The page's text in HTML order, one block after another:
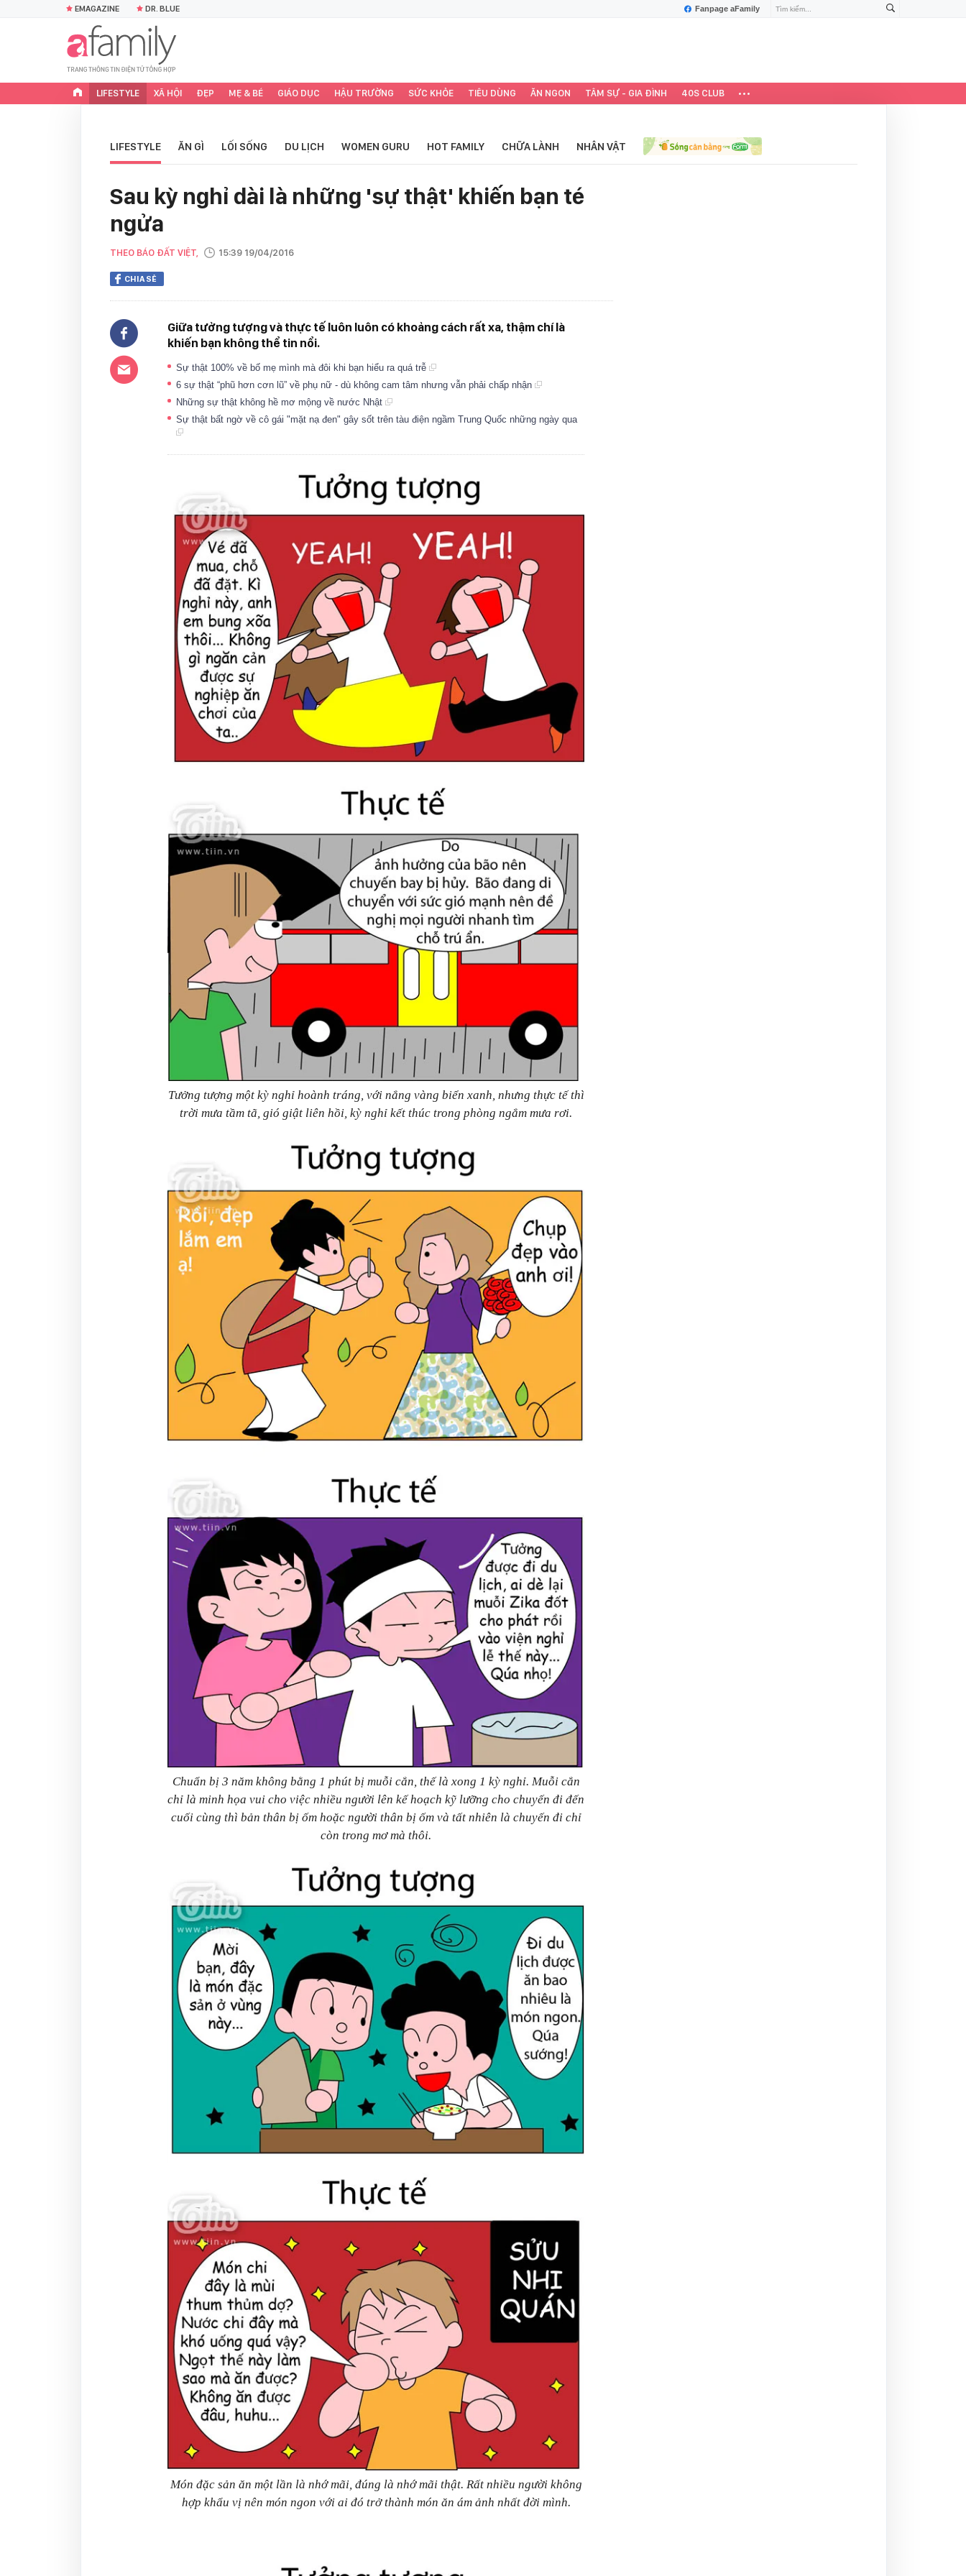
Fanpage aFamily
EMAGAZINE DR. BLUE
LIFESTYLE XÃ HỘI ĐẸP MẸ & BÉ GIÁO DỤC HẬU TRƯỜNG SỨC KHỎE TIÊU DÙNG ĂN NGON TÂM SỰ - GIA ĐÌNH 40S CLUB
LIFESTYLE ĂN GÌ LỐI SỐNG DU LỊCH WOMEN GURU HOT FAMILY CHỮA LÀNH NHÂN VẬT
Sau kỳ nghỉ dài là những 'sự thật' khiến bạn té
ngửa
THEO BÁO ĐẤT VIỆT, 15:39 19/04/2016
CHIA SẺ
Giữa tưởng tượng và thực tế luôn luôn có khoảng cách rất xa, thậm chí là
khiến bạn không thể tin nổi.
Sự thật 100% về bố mẹ mình mà đôi khi bạn hiểu ra quá trễ
6 sự thật “phũ hơn cơn lũ” về phụ nữ - dù không cam tâm nhưng vẫn phải chấp nhận
Những sự thật không hề mơ mộng về nước Nhật
Sự thật bất ngờ về cô gái "mặt nạ đen" gây sốt trên tàu điện ngầm Trung Quốc những ngày qua
Tưởng tượng một kỳ nghỉ hoành tráng, với nắng vàng biển xanh, nhưng thực tế thì
trời mưa tầm tã, gió giật liên hồi, kỳ nghỉ kết thúc trong phòng ngắm mưa rơi.
Chuẩn bị 3 năm không bằng 1 phút bị muỗi cắn, thế là xong 1 kỳ nghỉ. Muỗi cắn
chỉ là minh họa vui cho việc nhiều người lên kế hoạch kỹ lưỡng cho chuyến đi đến
cuối cùng thì bản thân bị ốm hoặc người thân bị ốm và tất nhiên là chuyến đi chỉ
còn trong mơ mà thôi.
Món đặc sản ăn một lần là nhớ mãi, đúng là nhớ mãi thật. Rất nhiều người không
hợp khẩu vị nên món ngon với ai đó trở thành món ăn ám ảnh nhất đời mình.